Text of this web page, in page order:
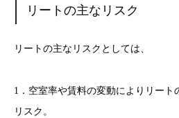
リートの主なリスク
リートの主なリスクとしては、
1．空室率や賃料の変動によりリート
リスク。